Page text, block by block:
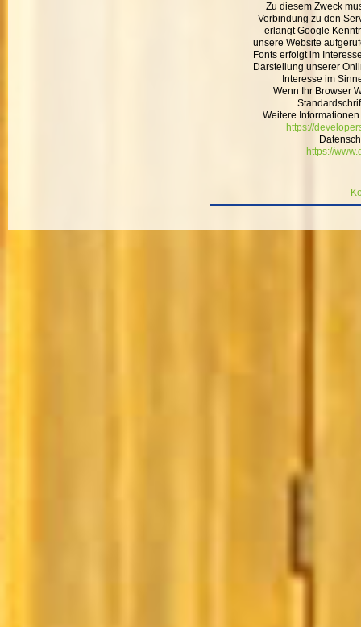
Zu diesem Zweck
Verbindung zu den
erlangt Google
unsere Website
Fonts erfolgt im
Darstellung unserer
Interesse im
Wenn Ihr Browser
Weitere
https://
https://